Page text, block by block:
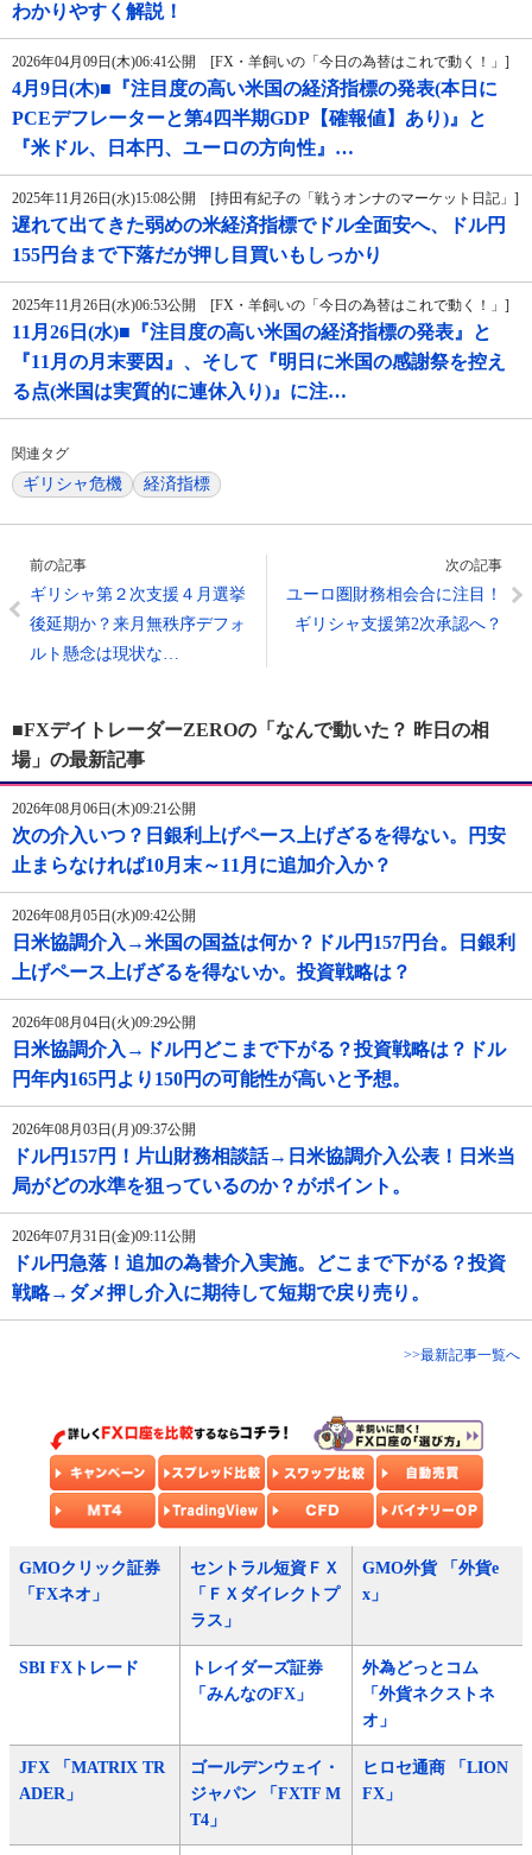
わかりやすく解説！
2026年04月09日(木)06:41公開 [FX・羊飼いの「今日の為替はこれで動く！」]
4月9日(木)■『注目度の高い米国の経済指標の発表(本日に
PCEデフレーターと第4四半期GDP【確報値】あり)』と
『米ドル、日本円、ユーロの方向性』…
2025年11月26日(水)15:08公開 [持田有紀子の「戦うオンナのマーケット日記」]
遅れて出てきた弱めの米経済指標でドル全面安へ、ドル円
155円台まで下落だが押し目買いもしっかり
2025年11月26日(水)06:53公開 [FX・羊飼いの「今日の為替はこれで動く！」]
11月26日(水)■『注目度の高い米国の経済指標の発表』と
『11月の月末要因』、そして『明日に米国の感謝祭を控え
る点(米国は実質的に連休入り)』に注…
関連タグ
ギリシャ危機 経済指標
前の記事
ギリシャ第２次支援４月選挙
後延期か？来月無秩序デフォ
ルト懸念は現状な…
次の記事
ユーロ圏財務相会合に注目！
ギリシャ支援第2次承認へ？
■FXデイトレーダーZEROの「なんで動いた？ 昨日の相
場」の最新記事
2026年08月06日(木)09:21公開
次の介入いつ？日銀利上げペース上げざるを得ない。円安
止まらなければ10月末～11月に追加介入か？
2026年08月05日(水)09:42公開
日米協調介入→米国の国益は何か？ドル円157円台。日銀利
上げペース上げざるを得ないか。投資戦略は？
2026年08月04日(火)09:29公開
日米協調介入→ドル円どこまで下がる？投資戦略は？ドル
円年内165円より150円の可能性が高いと予想。
2026年08月03日(月)09:37公開
ドル円157円！片山財務相談話→日米協調介入公表！日米当
局がどの水準を狙っているのか？がポイント。
2026年07月31日(金)09:11公開
ドル円急落！追加の為替介入実施。どこまで下がる？投資
戦略→ダメ押し介入に期待して短期で戻り売り。
>>最新記事一覧へ
GMOクリック証券
「FXネオ」
セントラル短資ＦＸ
「ＦＸダイレクトプ
ラス」
GMO外貨 「外貨e
x」
SBI FXトレード
トレイダーズ証券
「みんなのFX」
外為どっとコム
「外貨ネクストネ
オ」
JFX 「MATRIX TR
ADER」
ゴールデンウェイ・
ジャパン 「FXTF M
T4」
ヒロセ通商 「LION
FX」